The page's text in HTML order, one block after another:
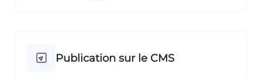
Publication sur le CMS